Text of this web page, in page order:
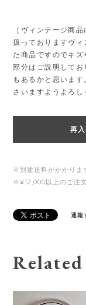
［ヴィンテージ商品
扱っておりますヴ
た商品ですのでキ
部分はご説明して
もあるかと思いま
さいますようよろし
再
※別途送料がかかりま
※¥12,000以上のご注
通報